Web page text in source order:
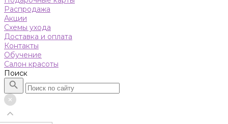
Распродажа
Акции
Схемы ухода
Доставка и оплата
Контакты
Обучение
Салон красоты
Поиск